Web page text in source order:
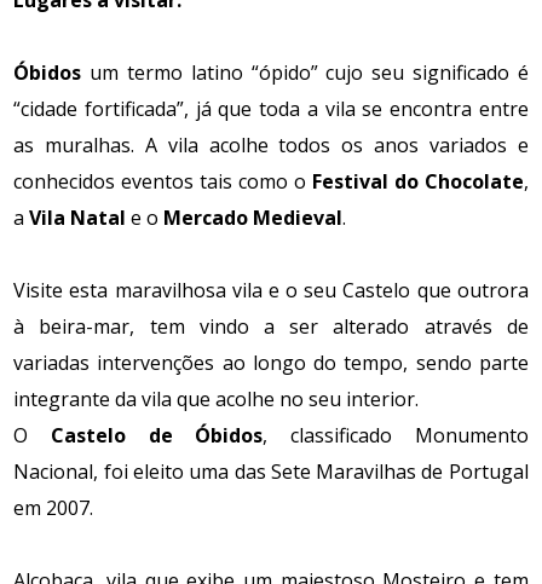
Óbidos um termo latino “ópido” cujo seu significado é
“cidade fortificada”, já que toda a vila se encontra entre
as muralhas. A vila acolhe todos os anos variados e
conhecidos eventos tais como o Festival do Chocolate,
aVila Natal e o Mercado Medieval.
Visite esta maravilhosa vila e o seu Castelo que outrora
à beira-mar, tem vindo a ser alterado através de
variadas intervenções ao longo do tempo, sendo parte
integrante da vila que acolhe no seu interior.
O Castelo de Óbidos, classificado Monumento
Nacional, foi eleito uma das Sete Maravilhas de Portugal
em 2007.